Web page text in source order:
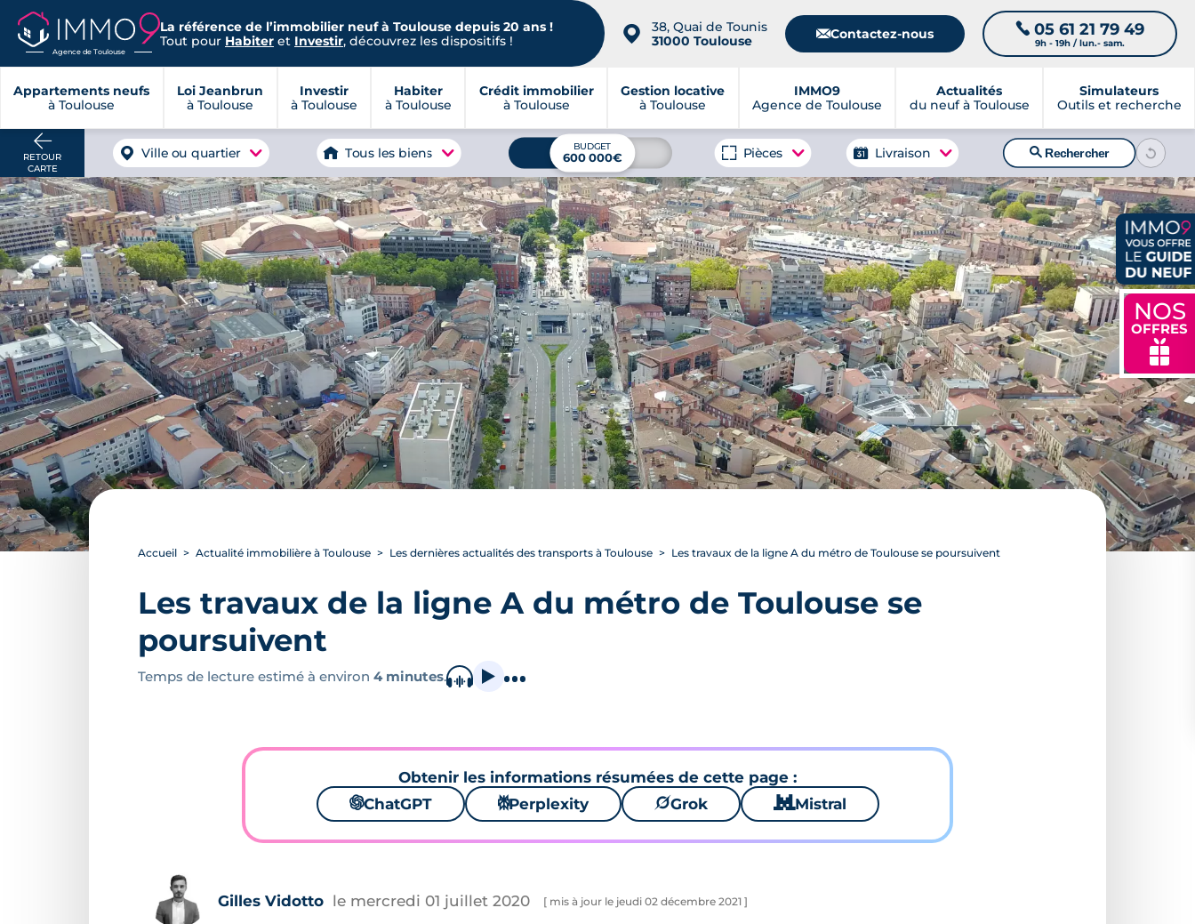
Agence de Toulouse
La référence de l’immobilier neuf à Toulouse depuis 20 ans !
Tout pour Habiter et Investir, découvrez les dispositifs ! 📍
38, Quai de Tounis
31000 Toulouse
📧Contactez-nous 📞 05 61 21 79 49
9h - 19h / lun.- sam.
Appartements neufs
à Toulouse
Loi Jeanbrun
à Toulouse
Investir
à Toulouse
Habiter
à Toulouse
Crédit immobilier
à Toulouse
Gestion locative
à Toulouse
IMMO9
Agence de Toulouse
Actualités
du neuf à Toulouse
Simulateurs
Outils et recherche
NOS
OFFRES
🎁
RETOUR
CARTE
Ville ou quartier Tous les biens BUDGET
600 000€ Pièces Livraison 🔍Rechercher
Accueil Actualité immobilière à Toulouse Les dernières actualités des transports à Toulouse Les travaux de la ligne A du métro de Toulouse se poursuivent
Les travaux de la ligne A du métro de Toulouse se
poursuivent
Temps de lecture estimé à environ 4 minutes.
Obtenir les informations résumées de cette page :
🌌ChatGPT ⚙Perplexity 🪐Grok 🐱 Mistral
Gilles Vidotto le mercredi 01 juillet 2020 [ mis à jour le jeudi 02 décembre 2021 ]